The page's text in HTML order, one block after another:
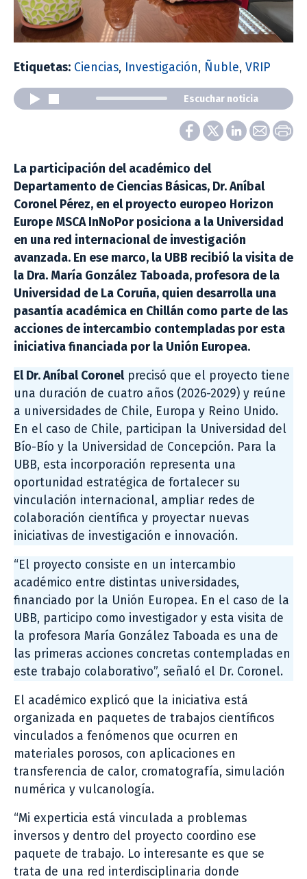
Etiquetas: Ciencias, Investigación, Ñuble, VRIP
Escuchar noticia
La participación del académico del
Departamento de Ciencias Básicas, Dr. Aníbal
Coronel Pérez, en el proyecto europeo Horizon
Europe MSCA InNoPor posiciona a la Universidad
en una red internacional de investigación
avanzada. En ese marco, la UBB recibió la visita de
la Dra. María González Taboada, profesora de la
Universidad de La Coruña, quien desarrolla una
pasantía académica en Chillán como parte de las
acciones de intercambio contempladas por esta
iniciativa financiada por la Unión Europea.
El Dr. Aníbal Coronelprecisó que el proyecto tiene
una duración de cuatro años (2026-2029) y reúne
a universidades de Chile, Europa y Reino Unido.
En el caso de Chile, participan la Universidad del
Bío-Bío y la Universidad de Concepción. Para la
UBB, esta incorporación representa una
oportunidad estratégica de fortalecer su
vinculación internacional, ampliar redes de
colaboración científica y proyectar nuevas
iniciativas de investigación e innovación.
“El proyecto consiste en un intercambio
académico entre distintas universidades,
financiado por la Unión Europea. En el caso de la
UBB, participo como investigador y esta visita de
la profesora María González Taboada es una de
las primeras acciones concretas contempladas en
este trabajo colaborativo”, señaló el Dr. Coronel.
El académico explicó que la iniciativa está
organizada en paquetes de trabajos científicos
vinculados a fenómenos que ocurren en
materiales porosos, con aplicaciones en
transferencia de calor, cromatografía, simulación
numérica y vulcanología.
“Mi experticia está vinculada a problemas
inversos y dentro del proyecto coordino ese
paquete de trabajo. Lo interesante es que se
trata de una red interdisciplinaria donde